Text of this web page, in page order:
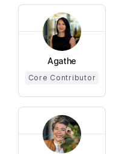
Agathe
Core Contributor